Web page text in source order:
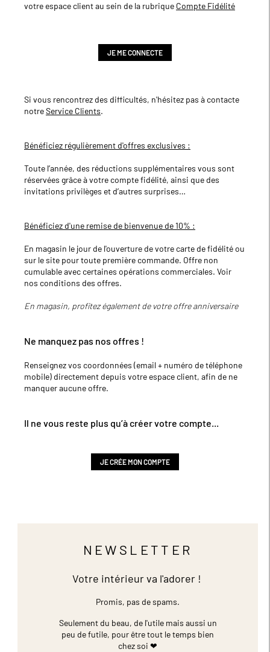
votre espace client au sein de la rubrique Compte Fidélité
JE ME CONNECTE
Si vous rencontrez des difficultés, n'hésitez pas à contacte
notreService Clients.
Bénéficiez régulièrement d'offres exclusives :
Toute l’année, des réductions supplémentaires vous sont
réservées grâce à votre compte fidélité, ainsi que des
invitations privilèges et d’autres surprises…
Bénéficiez d'une remise de bienvenue de 10% :
En magasin le jour de l'ouverture de votre carte de fidélité ou
sur le site pour toute première commande. Offre non
cumulable avec certaines opérations commerciales. Voir
nos conditions des offres.
En magasin, profitez également de votre offre anniversaire
Ne manquez pas nos offres !
Renseignez vos coordonnées (email + numéro de téléphone
mobile) directement depuis votre espace client, afin de ne
manquer aucune offre.
Il ne vous reste plus qu’à créer votre compte...
JE CRÉE MON COMPTE
NEWSLETTER
Votre intérieur va l'adorer !
Promis, pas de spams.
Seulement du beau, de l'utile mais aussi un
peu de futile, pour être tout le temps bien
chez soi ❤